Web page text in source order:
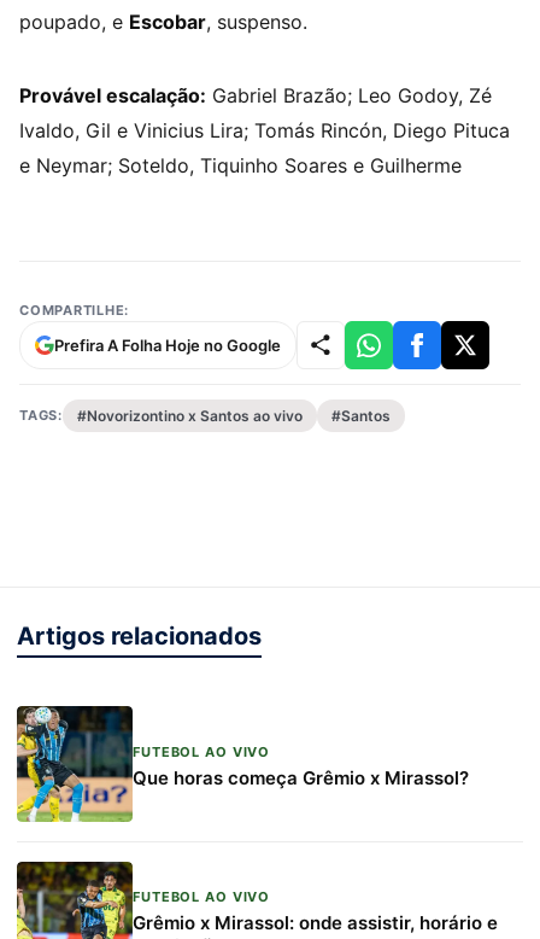
poupado, e Escobar, suspenso.
Provável escalação: Gabriel Brazão; Leo Godoy, Zé
Ivaldo, Gil e Vinicius Lira; Tomás Rincón, Diego Pituca
e Neymar; Soteldo, Tiquinho Soares e Guilherme
COMPARTILHE:
Prefira A Folha Hoje no Google
TAGS: #Novorizontino x Santos ao vivo #Santos
Artigos relacionados
FUTEBOL AO VIVO
Que horas começa Grêmio x Mirassol?
FUTEBOL AO VIVO
Grêmio x Mirassol: onde assistir, horário e